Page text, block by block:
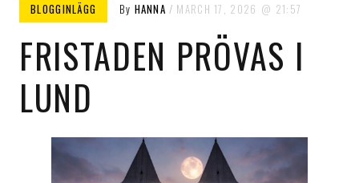
BLOGGINLÄGG By HANNA MARCH 17, 2026 21:57
FRISTADEN PRÖVAS I
LUND